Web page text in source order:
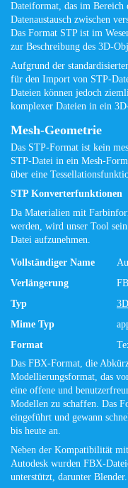
Dateiformat, das im Bereich
Datenaustausch zwischen
Das Format STP ist im
zur Beschreibung des 3D-
Aufgrund der
für den Import von STP-
Dateien können jedoch
komplexer Dateien in ein
Mesh-Geometrie
Das STP-Format ist kein
STP-Datei in ein Mesh-
über eine
STP Konverterfunktionen
Da Materialien mit
werden, wird unser Tool
Datei aufzunehmen.
Vollständiger Name
Verlängerung
Typ
Mime Typ
Format
Das FBX-Format, die
Modellierungsformat, das
eine offene und
Modellen zu schaffen. Das
eingeführt und gewann
bis heute an.
Neben der Kompatibilität
Autodesk wurden FBX-
unterstützt, darunter Blender.